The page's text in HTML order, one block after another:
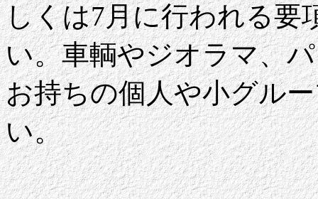
しくは7月に行われる要
い。車輌やジオラマ、
お持ちの個人や小グル
い。